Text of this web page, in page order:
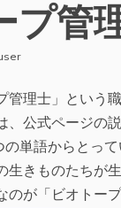
プ管
管理士」という
、公式ページの
単語からとって
生きものたちが
のが「ビオトー